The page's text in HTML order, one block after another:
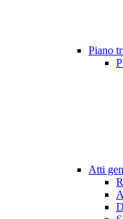
Piano
Atti